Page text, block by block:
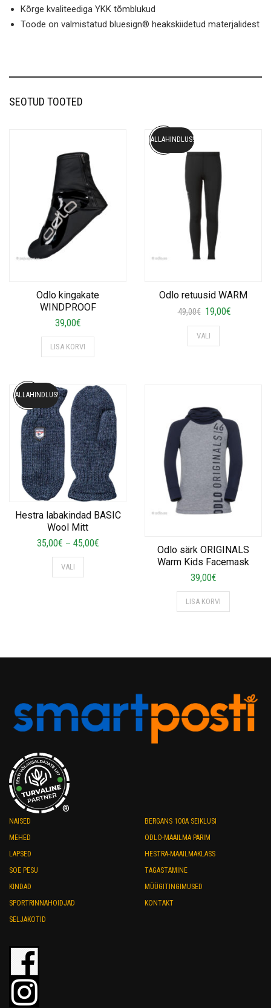
Kõrge kvaliteediga YKK tõmblukud
Toode on valmistatud bluesign® heakskiidetud materjalidest
SEOTUD TOOTED
Odlo kingakate
WINDPROOF
39,00€
LISA KORVI
Odlo retuusid WARM
49,00€ Algne
hind
oli:
19,00€Current
ALLAHINDLUS!
VALI
This
options
may
be
chosen
on
the
product
page
Hestra labakindad BASIC
Wool Mitt
35,00€ – 45,00€Price
ALLAHINDLUS!
VALI
This
the
product
Odlo särk ORIGINALS
Warm Kids Facemask
39,00€
LISA KORVI
®
NAISED
MEHED
LAPSED
SOE PESU
KINDAD
SPORTRINNAHOIDJAD
SELJAKOTID
BERGANS 100A SEIKLUSI
ODLO-MAAILMA PARIM
HESTRA-MAAILMAKLASS
TAGASTAMINE
MÜÜGITINGIMUSED
KONTAKT